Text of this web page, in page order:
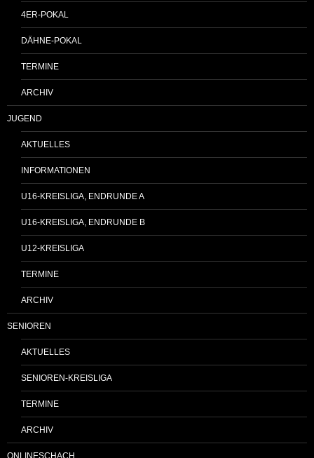
4ER-POKAL
DÄHNE-POKAL
TERMINE
ARCHIV
JUGEND
AKTUELLES
INFORMATIONEN
U16-KREISLIGA, ENDRUNDE A
U16-KREISLIGA, ENDRUNDE B
U12-KREISLIGA
TERMINE
ARCHIV
SENIOREN
AKTUELLES
SENIOREN-KREISLIGA
TERMINE
ARCHIV
ONLINESCHACH